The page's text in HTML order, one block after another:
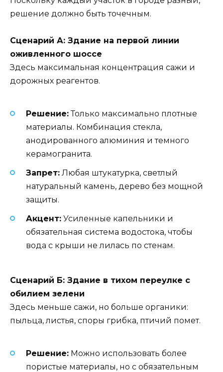
решение должно быть точечным.
Сценарий А: Здание на первой линии
оживленного шоссе
Здесь максимальная концентрация сажи и
дорожных реагентов.
Решение:Только максимально плотные
материалы. Комбинация стекла,
анодированного алюминия и темного
керамогранита.
Запрет: Любая штукатурка, светлый
натуральный камень, дерево без мощной
защиты.
Акцент: Усиленные капельники и
обязательная система водостока, чтобы
вода с крыши не лилась по стенам.
Сценарий Б: Здание в тихом переулке с
обилием зелени
Здесь меньше сажи, но больше органики:
пыльца, листья, споры грибка, птичий помет.
Решение: Можно использовать более
пористые материалы, но с обязательным